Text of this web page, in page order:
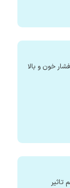
خون و بالا
تاثیر